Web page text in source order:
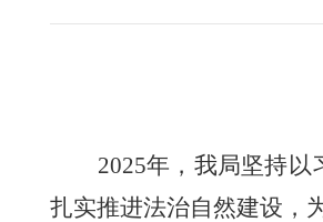
2025年， 我局坚持以
扎实推进法治自然建设，